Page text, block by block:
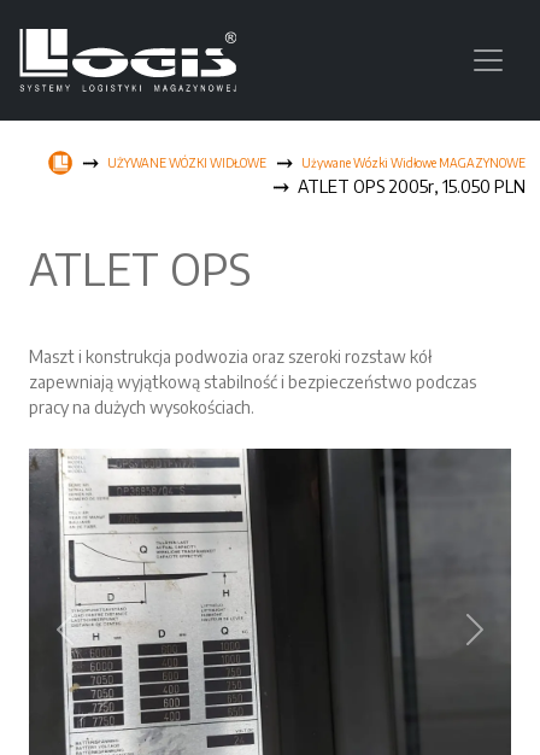
UŻYWANE WÓZKI WIDŁOWE Używane Wózki Widłowe MAGAZYNOWE
ATLET OPS 2005r, 15.050 PLN
ATLET OPS
Maszt i konstrukcja podwozia oraz szeroki rozstaw kół
zapewniają wyjątkową stabilność i bezpieczeństwo podczas
pracy na dużych wysokościach.
Poprzedni